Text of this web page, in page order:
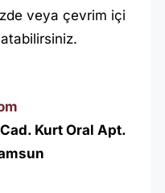
veya çevrim içi
Kurt Oral Apt.